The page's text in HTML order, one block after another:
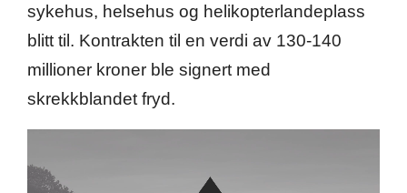
sykehus, helsehus og helikopterlandeplass
blitt til. Kontrakten til en verdi av 130-140
millioner kroner ble signert med
skrekkblandet fryd.